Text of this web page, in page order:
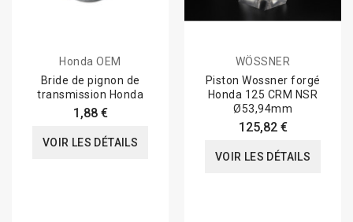
Honda OEM
Bride de pignon de
transmission Honda
1,88 €
VOIR LES DÉTAILS
WÖSSNER
Piston Wossner forgé
Honda 125 CRM NSR
Ø53,94mm
125,82 €
VOIR LES DÉTAILS